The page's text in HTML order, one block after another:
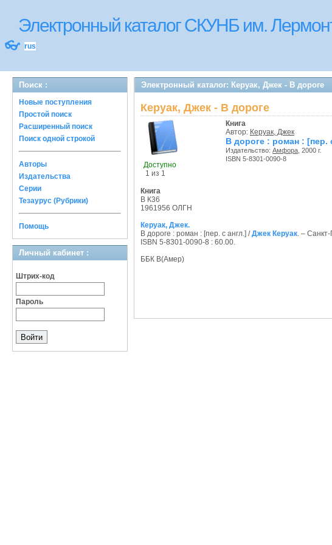
Электронный каталог СКУНБ им.
👓 rus
Поиск :
Новые поступления
Простой поиск
Расширенный поиск
Поиск одной строкой
Авторы
Издательства
Серии
Тезаурус (Рубрики)
Помощь
Личный кабинет :
Штрих-код
Пароль
Электронный каталог: Керуак, Джек - В дороге
Керуак, Джек - В дороге
Доступно
1 из 1
Книга
Автор: Керуак, Джек
В дороге : роман : [пер.
Издательство: Амфора , 2000 г.
ISBN 5-8301-0090-8
Книга
В К36
1961956 ОЛГН
Керуак, Джек.
В дороге : роман : [пер. с англ.] /Джек Керуак. –
ISBN 5-8301-0090-8 : 60.00.
ББК В(Амер)